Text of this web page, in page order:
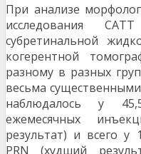
При анализе
исследования
субретинальной
когерентной
разному в разных
весьма
наблюдалось у
ежемесячных
результат) и всего у
PRN (худший